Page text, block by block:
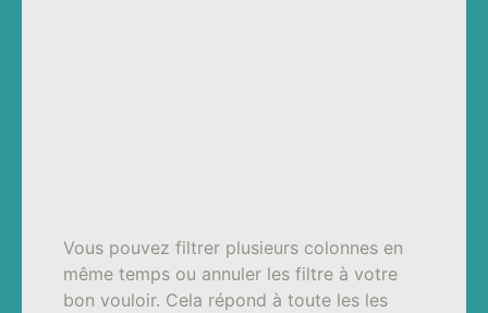
Vous pouvez filtrer plusieurs colonnes en
même temps ou annuler les filtre à votre
bon vouloir. Cela répond à toute les les